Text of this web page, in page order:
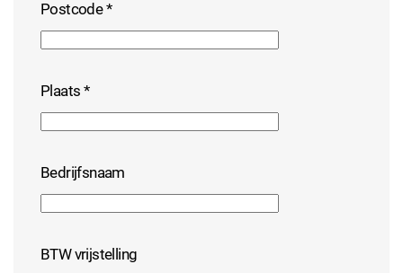
Postcode*
Plaats *
Bedrijfsnaam
BTW vrijstelling